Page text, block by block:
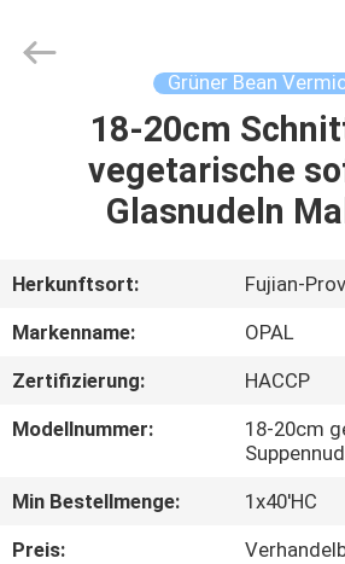
PRODUKTE
ÜBER
UNS
FABRIK-
AUSFLUG
Rights
Grüner Bean
18-20cm
vegetarische
Glasnudeln
Herkunftsort:
Fujian-
Markenname:
OPAL
Zertifizierung:
HACCP
Modellnummer:
18-20cm
Min Bestellmenge:
1x40'HC
Preis: